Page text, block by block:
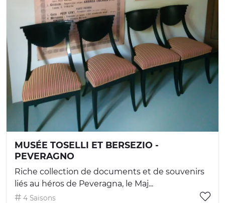
MUSÉE TOSELLI ET BERSEZIO -
PEVERAGNO
Riche collection de documents et de souvenirs
liés au héros de Peveragna, le Maj...
4 Saisons